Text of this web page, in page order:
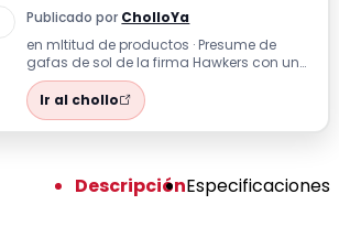
Publicado por CholloYa
en mltitud de productos · Presume de
gafas de sol de la firma Hawkers con un
60% de descuento en buena parte de la ti...
Ir al chollo
DescripciónEspecificaciones